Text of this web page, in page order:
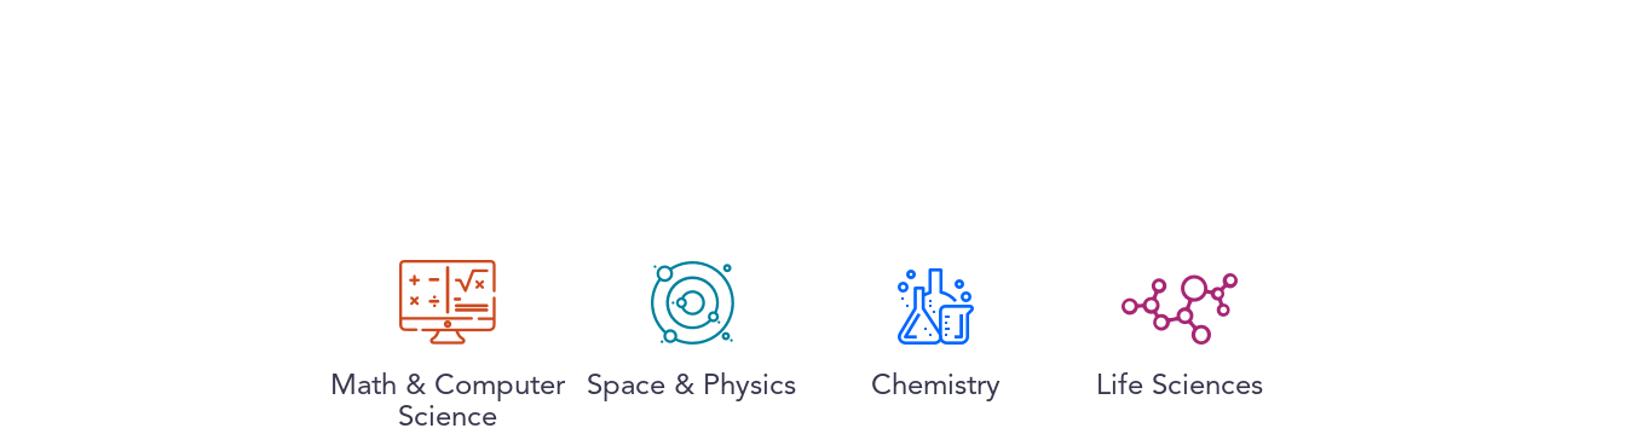
Math & Computer
Science
Space & Physics Chemistry Life Sciences